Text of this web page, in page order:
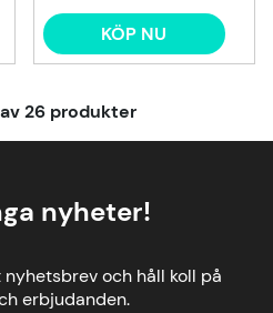
KÖP NU
av26 produkter
nyheter!
och håll koll på
erbjudanden.